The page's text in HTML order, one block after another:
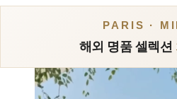
PARIS ·
해외 명품 셀렉션